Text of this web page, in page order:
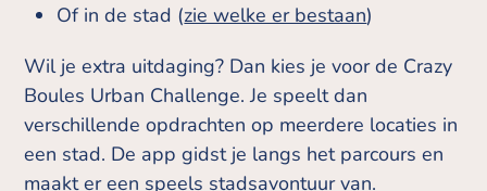
Of in de stad (zie welke er bestaan)
Wil je extra uitdaging? Dan kies je voor de Crazy
Boules Urban Challenge. Je speelt dan
verschillende opdrachten op meerdere locaties in
een stad. De app gidst je langs het parcours en
maakt er een speels stadsavontuur van.